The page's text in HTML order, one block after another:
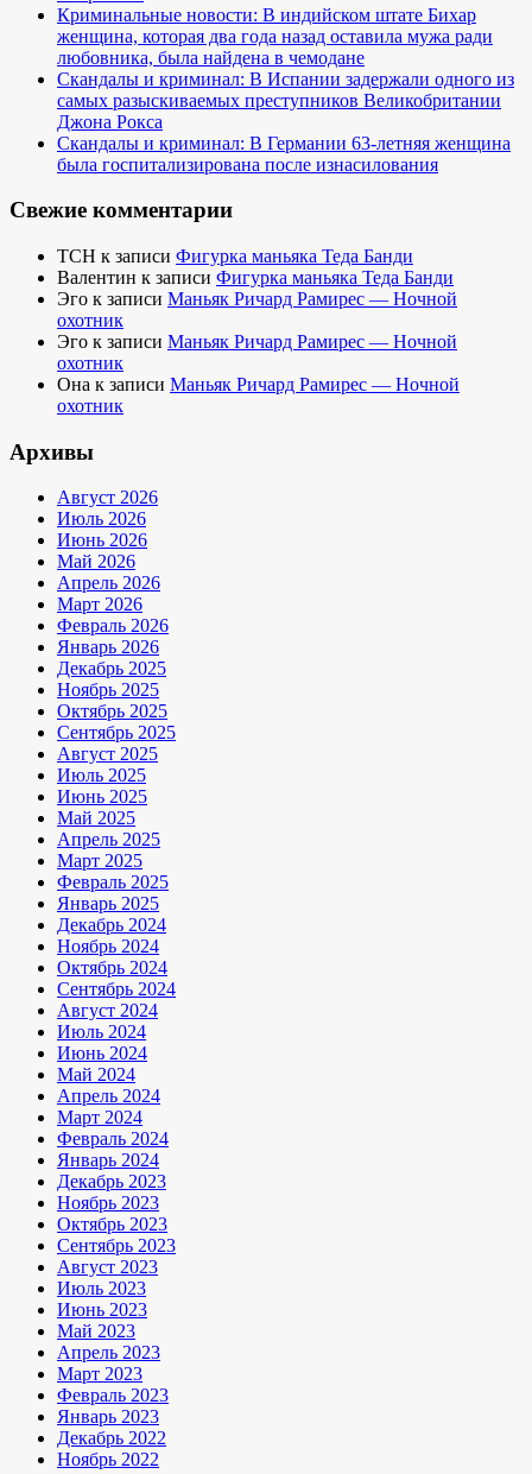
Криминальные новости: В индийском штате Бихар
женщина, которая два года назад оставила мужа ради
любовника, была найдена в чемодане
Скандалы и криминал: В Испании задержали одного из
самых разыскиваемых преступников Великобритании
Джона Рокса
Скандалы и криминал: В Германии 63-летняя женщина
была госпитализирована после изнасилования
Свежие комментарии
TCH к записи Фигурка маньяка Теда Банди
Валентин к записи Фигурка маньяка Теда Банди
Эго к записи Маньяк Ричард Рамирес — Ночной
охотник
Эго к записи Маньяк Ричард Рамирес — Ночной
охотник
Она к записи Маньяк Ричард Рамирес — Ночной
охотник
Архивы
Август 2026
Июль 2026
Июнь 2026
Май 2026
Апрель 2026
Март 2026
Февраль 2026
Январь 2026
Декабрь 2025
Ноябрь 2025
Октябрь 2025
Сентябрь 2025
Август 2025
Июль 2025
Июнь 2025
Май 2025
Апрель 2025
Март 2025
Февраль 2025
Январь 2025
Декабрь 2024
Ноябрь 2024
Октябрь 2024
Сентябрь 2024
Август 2024
Июль 2024
Июнь 2024
Май 2024
Апрель 2024
Март 2024
Февраль 2024
Январь 2024
Декабрь 2023
Ноябрь 2023
Октябрь 2023
Сентябрь 2023
Август 2023
Июль 2023
Июнь 2023
Май 2023
Апрель 2023
Март 2023
Февраль 2023
Январь 2023
Декабрь 2022
Ноябрь 2022